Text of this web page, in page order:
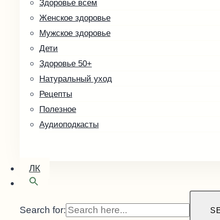
Скоро в продаже
Кофе зелёный
Малины косточка
Здоровье всем
Женское здоровье
Мужское здоровье
Дети
Здоровье 50+
Натуральный уход
Рецепты
Полезное
Аудиоподкасты
ЛК
Search for: